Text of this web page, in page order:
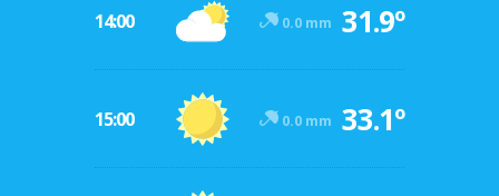
14:00 0.0 mm 31.9º
15:00 0.0 mm 33.1º